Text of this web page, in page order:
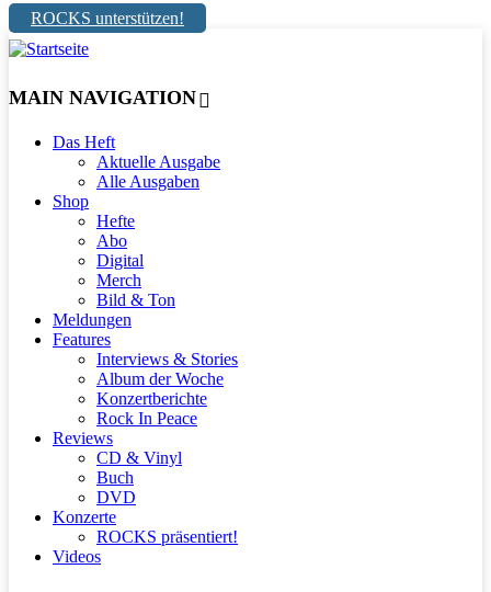
ROCKS unterstützen!
MAIN NAVIGATION
Das Heft
Aktuelle Ausgabe
Alle Ausgaben
Shop
Hefte
Abo
Digital
Merch
Bild & Ton
Meldungen
Features
Interviews & Stories
Album der Woche
Konzertberichte
Rock In Peace
Reviews
CD & Vinyl
Buch
DVD
Konzerte
ROCKS präsentiert!
Videos